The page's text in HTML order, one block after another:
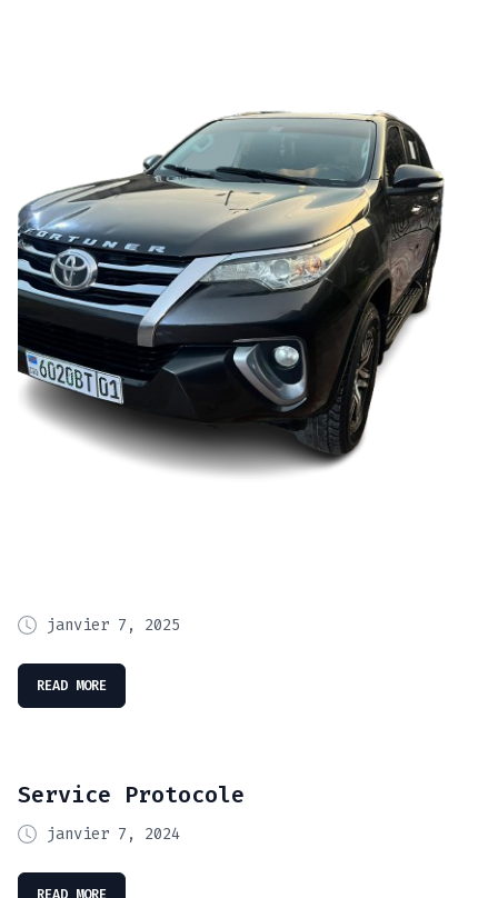
janvier 7, 2025
READ MORE
Service Protocole
janvier 7, 2024
READ MORE